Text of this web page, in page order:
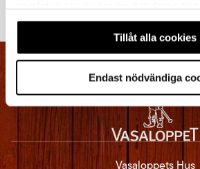
Tillåt alla cookies
Endast nödvändiga
Vasaloppets Hus